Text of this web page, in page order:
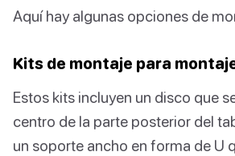
Aquí hay algunas opciones de
Kits de montaje para
Estos kits incluyen un disco que
centro de la parte posterior del
un soporte ancho en forma de U